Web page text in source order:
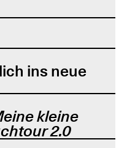
ins neue
kleine
2.0